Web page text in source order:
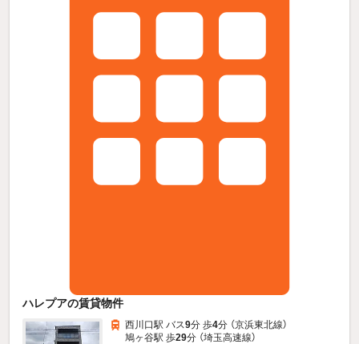
ハレプアの賃貸物件
西川口駅 バス9分 歩4分 （京浜東北線）
鳩ヶ谷駅 歩29分 （埼玉高速線）